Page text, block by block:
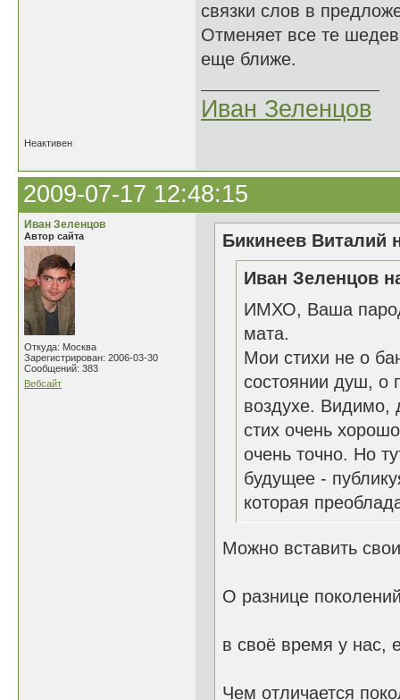
связки слов в
Отменяет все те
еще ближе.
Иван Зеленцов
Неактивен
2009-07-17 12:48:15
Иван Зеленцов
Автор сайта
Откуда: Москва
Зарегистрирован: 2006-03-30
Сообщений: 383
Вебсайт
Бикинеев Виталий
Иван Зеленцов
ИМХО, Ваша
мата.
Мои стихи не о
состоянии душ, о
воздухе. Видимо,
стих очень
очень точно. Но
будущее -
которая
Можно вставить
О разнице
в своё время у нас,
Чем отличается